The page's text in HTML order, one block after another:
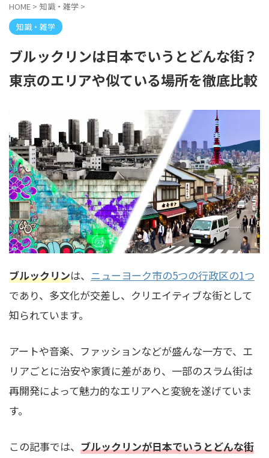
HOME > 知識・雑学 >
知識・雑学
ブルックリンは日本でいうとどんな街？
東京のエリアや似ている場所を徹底比較
ブルックリンは、 ニューヨーク市の5つの行政区の1つ
であり、多文化が交差し、クリエイティブな街として
知られています。
アートや音楽、ファッションなどが盛んな一方で、エ
リアごとに治安や家賃に差があり、一部のスラム街は
再開発によって魅力的なエリアへと変貌を遂げていま
す。
この記事では、 ブルックリンが日本でいうとどんな街